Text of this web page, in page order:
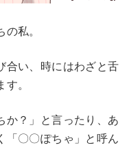
私。
合い、時にはわざと舌
。
か？」と言ったり、あ
「〇〇ぽちゃ」と呼ん